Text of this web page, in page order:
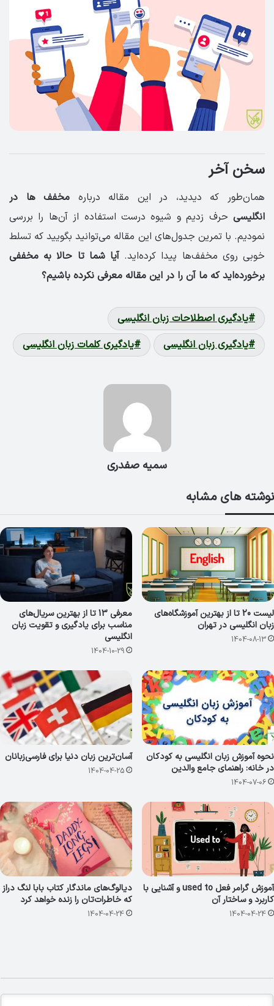
سخن آخر
همان‌طور که دیدید، در این مقاله درباره مخفف ها در
انگلیسی حرف زدیم و شیوه درست استفاده از آن‌ها را بررسی
نمودیم. با تمرین جدول‌های این مقاله می‌توانید بگویید که تسلط
خوبی روی مخفف‌ها پیدا کرده‌اید.آیا شما تا حالا به مخففی
برخورده‌اید که ما آن را در این مقاله معرفی نکرده باشیم؟
یادگیری اصطلاحات زبان انگلیسی
یادگیری زبان انگلیسی
یادگیری کلمات زبان انگلیسی
سمیه صفدری
نوشته های مشابه
لیست 20 تا از بهترین آموزشگاه‌های
زبان انگلیسی در تهران
1404-08-13
معرفی 13 تا از بهترین سریال‌های
مناسب برای یادگیری و تقویت زبان
انگلیسی
1404-10-29
نحوه آموزش زبان انگلیسی به کودکان
در خانه: راهنمای جامع والدین
1404-07-06
آسان‌ترین زبان دنیا برای فارسی‌زبانان
1404-04-25
آموزش گرامر فعل used to و آشنایی با
کاربرد و ساختار آن
1404-04-24
دیالوگ‌های ماندگار کتاب بابا لنگ دراز
که خاطرات‌تان را زنده خواهد کرد
1404-04-24